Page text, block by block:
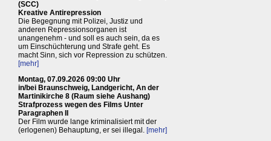
(SCC)
Kreative Antirepression
Die Begegnung mit Polizei, Justiz und
anderen Repressionsorganen ist
unangenehm - und soll es auch sein, da es
um Einschüchterung und Strafe geht. Es
macht Sinn, sich vor Repression zu schützen.
[mehr]
Montag, 07.09.2026 09:00 Uhr
in/bei Braunschweig, Landgericht, An der
Martinikirche 8 (Raum siehe Aushang)
Strafprozess wegen des Films Unter
Paragraphen II
Der Film wurde lange kriminalisiert mit der
(erlogenen) Behauptung, er sei illegal. [mehr]